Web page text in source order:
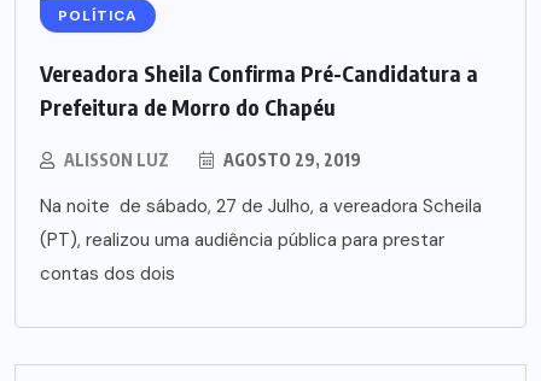
POLÍTICA
Vereadora Sheila Confirma Pré-Candidatura a
Prefeitura de Morro do Chapéu
ALISSON LUZ AGOSTO 29, 2019
Na noite de sábado, 27 de Julho, a vereadora Scheila
(PT), realizou uma audiência pública para prestar
contas dos dois